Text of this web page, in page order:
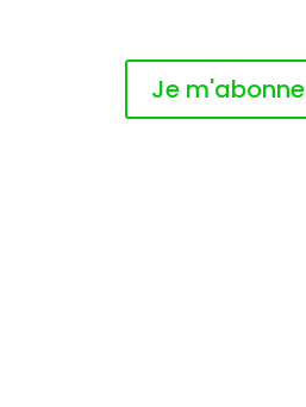
Je m'abonne